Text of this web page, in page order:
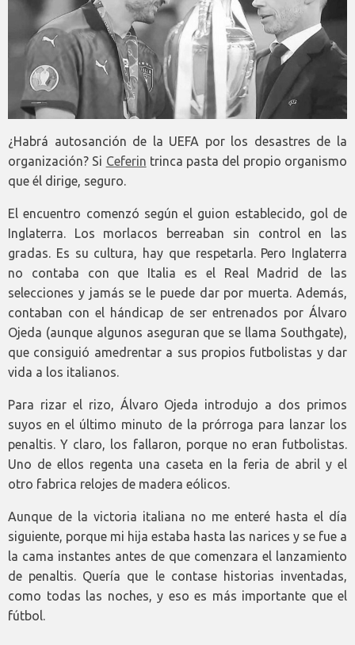
¿Habrá autosanción de la UEFA por los desastres de la
organización? Si Ceferin trinca pasta del propio organismo
que él dirige, seguro.
El encuentro comenzó según el guion establecido, gol de
Inglaterra. Los morlacos berreaban sin control en las
gradas. Es su cultura, hay que respetarla. Pero Inglaterra
no contaba con que Italia es el Real Madrid de las
selecciones y jamás se le puede dar por muerta. Además,
contaban con el hándicap de ser entrenados por Álvaro
Ojeda (aunque algunos aseguran que se llama Southgate),
que consiguió amedrentar a sus propios futbolistas y dar
vida a los italianos.
Para rizar el rizo, Álvaro Ojeda introdujo a dos primos
suyos en el último minuto de la prórroga para lanzar los
penaltis. Y claro, los fallaron, porque no eran futbolistas.
Uno de ellos regenta una caseta en la feria de abril y el
otro fabrica relojes de madera eólicos.
Aunque de la victoria italiana no me enteré hasta el día
siguiente, porque mi hija estaba hasta las narices y se fue a
la cama instantes antes de que comenzara el lanzamiento
de penaltis. Quería que le contase historias inventadas,
como todas las noches, y eso es más importante que el
fútbol.